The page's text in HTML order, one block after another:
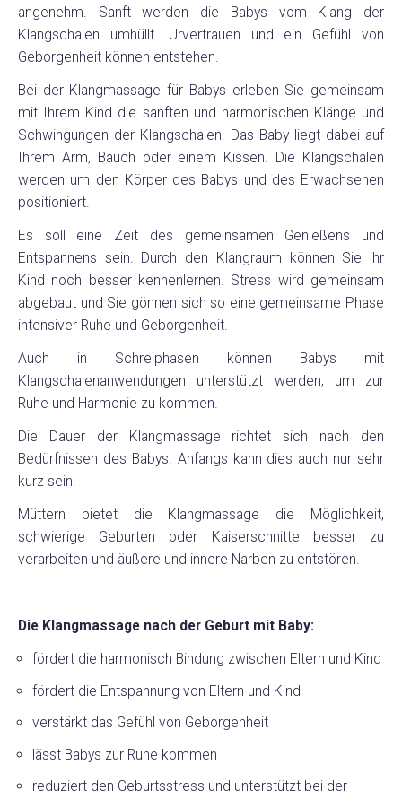
angenehm. Sanft werden die Babys vom Klang der
Klangschalen umhüllt. Urvertrauen und ein Gefühl von
Geborgenheit können entstehen.
Bei der Klangmassage für Babys erleben Sie gemeinsam
mit Ihrem Kind die sanften und harmonischen Klänge und
Schwingungen der Klangschalen. Das Baby liegt dabei auf
Ihrem Arm, Bauch oder einem Kissen. Die Klangschalen
werden um den Körper des Babys und des Erwachsenen
positioniert.
Es soll eine Zeit des gemeinsamen Genießens und
Entspannens sein. Durch den Klangraum können Sie ihr
Kind noch besser kennenlernen. Stress wird gemeinsam
abgebaut und Sie gönnen sich so eine gemeinsame Phase
intensiver Ruhe und Geborgenheit.
Auch in Schreiphasen können Babys mit
Klangschalenanwendungen unterstützt werden, um zur
Ruhe und Harmonie zu kommen.
Die Dauer der Klangmassage richtet sich nach den
Bedürfnissen des Babys. Anfangs kann dies auch nur sehr
kurz sein.
Müttern bietet die Klangmassage die Möglichkeit,
schwierige Geburten oder Kaiserschnitte besser zu
verarbeiten und äußere und innere Narben zu entstören.
Die Klangmassage nach der Geburt mit Baby:
fördert die harmonisch Bindung zwischen Eltern und Kind
fördert die Entspannung von Eltern und Kind
verstärkt das Gefühl von Geborgenheit
lässt Babys zur Ruhe kommen
reduziert den Geburtsstress und unterstützt bei der